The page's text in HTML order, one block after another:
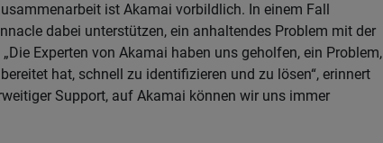
ist Akamai vorbildlich. In einem Fall
dabei unterstützen, ein anhaltendes Problem mit der
Experten von Akamai haben uns geholfen, ein Problem,
hat, schnell zu identifizieren und zu lösen“, erinnert
Support, auf Akamai können wir uns immer